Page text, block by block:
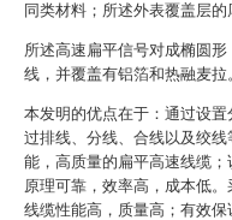
同类材料；所述外表覆盖层的
所述高速扁平信号对成椭圆
线，并覆盖有铝箔和热融麦拉
本发明的优点在于：通过设
过排线、分线、合线以及绞
能，高质量的扁平高速线缆
原理可靠，效率高，成本低
线缆性能高，质量高；有效